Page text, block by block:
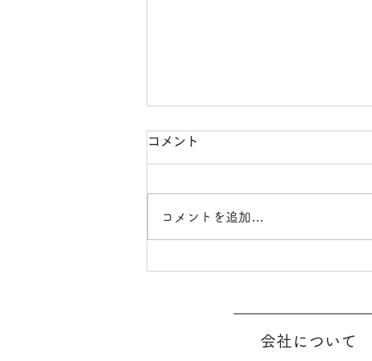
【愛用者の声】愛用29年、
コメント
コメントを追加…
会社について